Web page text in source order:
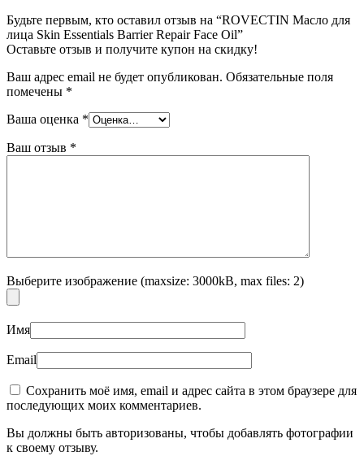
Будьте первым, кто оставил отзыв на “ROVECTIN Масло для
лица Skin Essentials Barrier Repair Face Oil”
Оставьте отзыв и получите купон на скидку!
Ваш адрес email не будет опубликован. Обязательные поля
помечены *
Ваша оценка *
Ваш отзыв *
Выберите изображение (maxsize: 3000kB, max files: 2)
Имя
Email
Сохранить моё имя, email и адрес сайта в этом браузере для
последующих моих комментариев.
Вы должны быть авторизованы, чтобы добавлять фотографии
к своему отзыву.